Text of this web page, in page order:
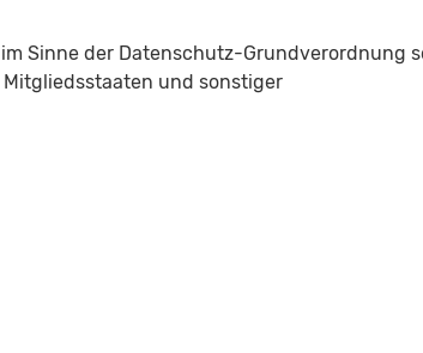
Sinne der Datenschutz-Grundverordnung
und sonstiger